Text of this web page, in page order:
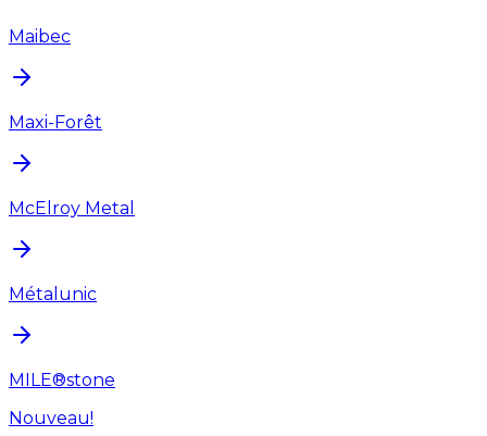
Maibec
Maxi-Forêt
McElroy Metal
Métalunic
MILE®stone
Nouveau!